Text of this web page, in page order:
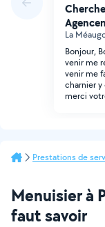
La
Bonjour,
venir me
venir me
charnier y
merci
Prestations de
Menuisier à
faut savoir